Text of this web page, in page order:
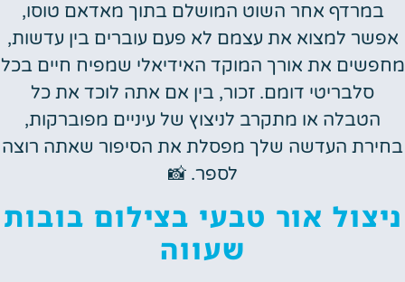
במרדף אחר השוט המושלם בתוך מאדאם טוסו,
אפשר למצוא את עצמם לא פעם עוברים בין עדשות,
מחפשים את אורך המוקד האידיאלי שמפיח חיים בכל
סלבריטי דומם. זכור, בין אם אתה לוכד את כל
הטבלה או מתקרב לניצוץ של עיניים מפוברקות,
בחירת העדשה שלך מפסלת את הסיפור שאתה רוצה
לספר. 📸
ניצול אור טבעי בצילום בובות
שעווה